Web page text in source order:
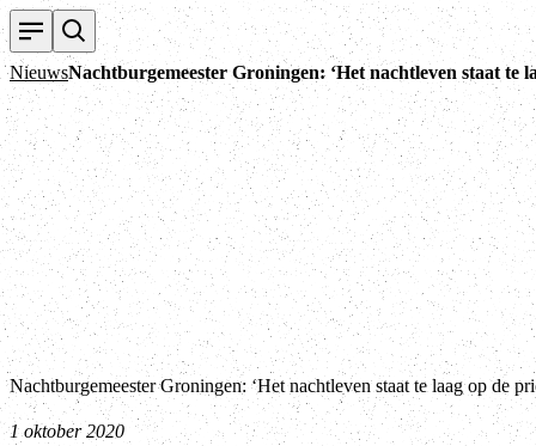
NieuwsNachtburgemeester Groningen: ‘Het nachtleven staat te
Nachtburgemeester Groningen: ‘Het nachtleven staat te laag op de
1 oktober 2020